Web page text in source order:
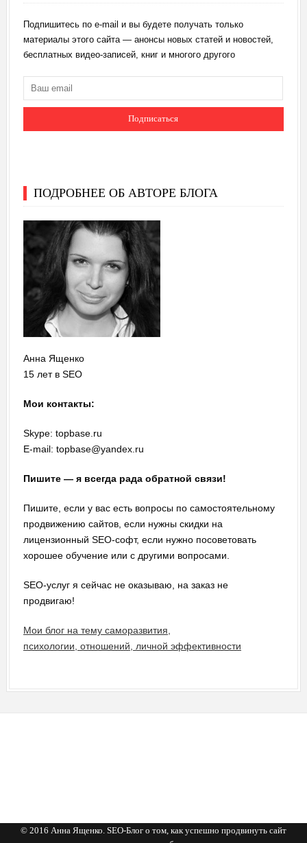
Подпишитесь по e-mail и вы будете получать только
материалы этого сайта — анонсы новых статей и новостей,
бесплатных видео-записей, книг и многого другого
ПОДРОБНЕЕ ОБ АВТОРЕ БЛОГА
Анна Ященко
15 лет в SEO
Мои контакты:
Skype: topbase.ru
E-mail: topbase@yandex.ru
Пишите — я всегда рада обратной связи!
Пишите, если у вас есть вопросы по самостоятельному
продвижению сайтов, если нужны скидки на
лицензионный SEO-софт, если нужно посоветовать
хорошее обучение или с другими вопросами.
SEO-услуг я сейчас не оказываю, на заказ не
продвигаю!
Мои блог на тему саморазвития,
психологии, отношений, личной эффективности
© 2016 Анна Ященко. SEO-Блог о том, как успешно продвинуть сайт